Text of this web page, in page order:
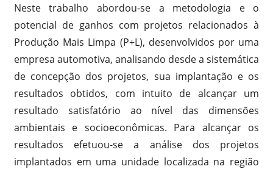
Neste trabalho abordou-se a metodologia e o
potencial de ganhos com projetos relacionados à
Produção Mais Limpa (P+L), desenvolvidos por uma
empresa automotiva, analisando desde a sistemática
de concepção dos projetos, sua implantação e os
resultados obtidos, com intuito de alcançar um
resultado satisfatório ao nível das dimensões
ambientais e socioeconômicas. Para alcançar os
resultados efetuou-se a análise dos projetos
implantados em uma unidade localizada na região